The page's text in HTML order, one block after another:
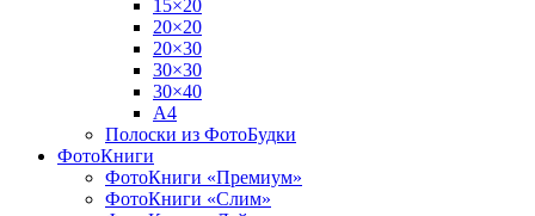
15×20
20×20
20×30
30×30
30×40
A4
Полоски из ФотоБудки
ФотоКниги
ФотоКниги «Премиум»
ФотоКниги «Слим»